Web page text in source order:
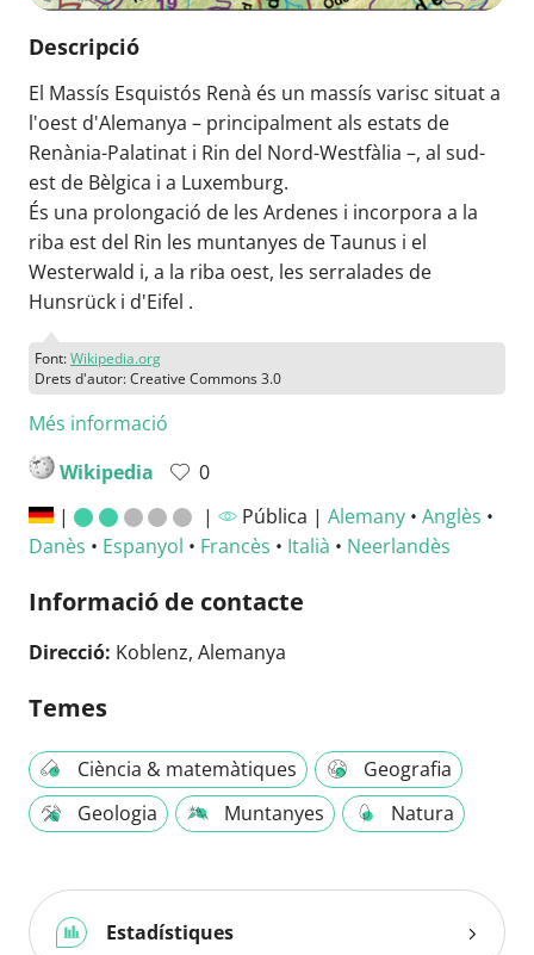
Descripció
El Massís Esquistós Renà és un massís varisc situat a
l'oest d'Alemanya – principalment als estats de
Renània-Palatinat i Rin del Nord-Westfàlia –, al sud-
est de Bèlgica i a Luxemburg.
És una prolongació de les Ardenes i incorpora a la
riba est del Rin les muntanyes de Taunus i el
Westerwald i, a la riba oest, les serralades de
Hunsrück i d'Eifel .
Font:Wikipedia.org
Drets d'autor: Creative Commons 3.0
Més informació
Wikipedia
0
|
| Pública | Alemany• Anglès •
Danès • Espanyol • Francès • Italià • Neerlandès
Informació de contacte
Direcció: Koblenz, Alemanya
Temes
Ciència & matemàtiques
Geografia
Geologia
Muntanyes Natura
Estadístiques